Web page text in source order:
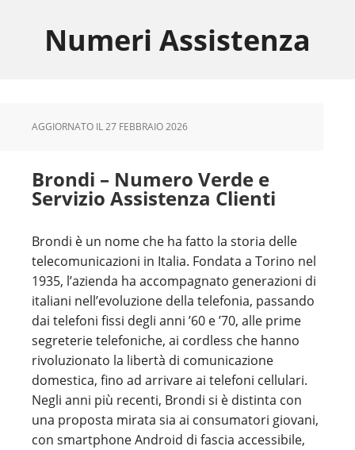
primaryNumeri Assistenza
AGGIORNATO IL27 FEBBRAIO 2026
Brondi – Numero Verde e
Servizio Assistenza Clienti
Brondi è un nome che ha fatto la storia delle
telecomunicazioni in Italia. Fondata a Torino nel
1935, l’azienda ha accompagnato generazioni di
italiani nell’evoluzione della telefonia, passando
dai telefoni fissi degli anni ’60 e ’70, alle prime
segreterie telefoniche, ai cordless che hanno
rivoluzionato la libertà di comunicazione
domestica, fino ad arrivare ai telefoni cellulari.
Negli anni più recenti, Brondi si è distinta con
una proposta mirata sia ai consumatori giovani,
con smartphone Android di fascia accessibile,